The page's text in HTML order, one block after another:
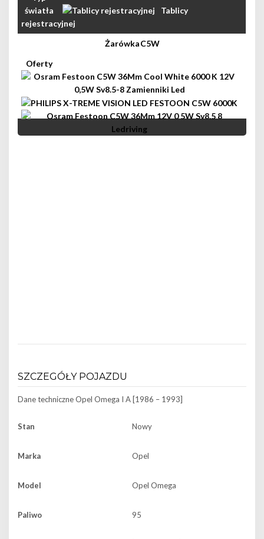
Tablicy
rejestracyjnej
C5W
SZCZEGÓŁY POJAZDU
Dane techniczneOpel Omega I A [1986 – 1993]
Stan Nowy
Marka Opel
Model Opel Omega
Paliwo 95